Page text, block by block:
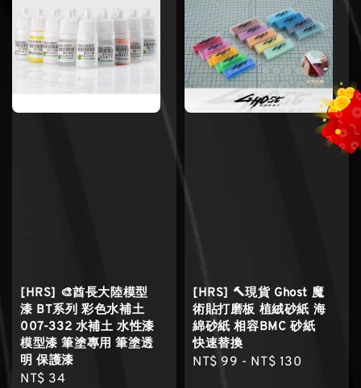
[HRS] 🎨酋長大陸模型
漆 BT系列 彩色水補土
007-332 水補土 水性漆
模型漆 筆塗專用 筆塗透
明 保護漆
Regular
NT$ 34
[HRS] 🔨現貨 Ghost 魔
術貼打磨板 植絨砂紙 海
綿砂紙 相容BMC 砂紙
快速替換
Regular
NT$ 99 - NT$ 130